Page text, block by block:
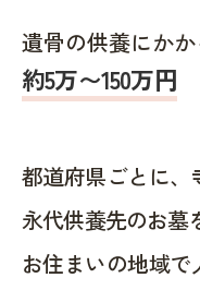
遺骨の供養にかか
約5万〜150万円
都道府県ごとに、
永代供養先のお墓
お住まいの地域